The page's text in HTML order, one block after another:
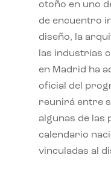
otoño en uno
de encuentro
diseño, la
las industrias
en Madrid ha
oficial del
reunirá entre
algunas de las
calendario
vinculadas al